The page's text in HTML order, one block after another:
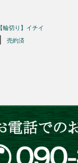
【輪切り】イチイ
売約済